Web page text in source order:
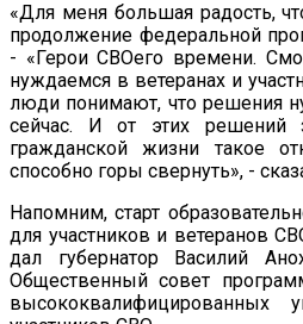
«Для меня большая радость,
продолжение федеральной
- «Герои СВОего времени.
нуждаемся в ветеранах и
люди понимают, что решения
сейчас. И от этих решений
гражданской жизни такое
способно горы свернуть», -
Напомним, старт
для участников и ветеранов
дал губернатор Василий
Общественный совет
высококвалифицированных